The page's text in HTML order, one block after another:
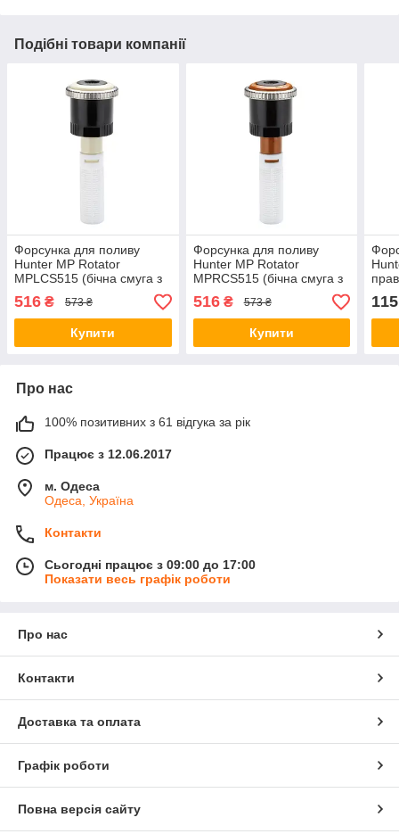
Подібні товари компанії
Форсунка для поливу
Hunter MP Rotator
MPLCS515 (бічна смуга з
лівої сторони 1,5-4,6 м)
516 ₴ 573 ₴
Купити
Форсунка для поливу
Hunter MP Rotator
MPRCS515 (бічна смуга з
правого боку 1,5-4,6 м)
516₴ 573 ₴
Купити
115
Про нас
100% позитивних з 61 відгука за рік
Працює з 12.06.2017
м. Одеса
Одеса, Україна
Контакти
Сьогодні працює з 09:00 до 17:00
Показати весь графік роботи
Про нас
Контакти
Доставка та оплата
Графік роботи
Повна версія сайту